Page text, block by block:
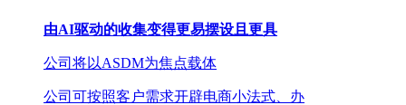
由AI驱动的收集变得更易摆设且更具
公司将以ASDM为焦点载体
公司可按照客户需求开辟电商小法式、办